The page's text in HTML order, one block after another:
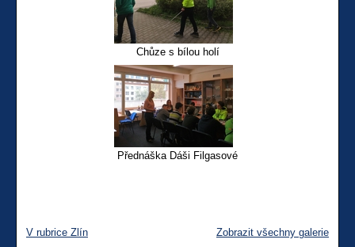
Chůze s bílou holí
Přednáška Dáši Filgasové
V rubrice Zlín Zobrazit všechny galerie